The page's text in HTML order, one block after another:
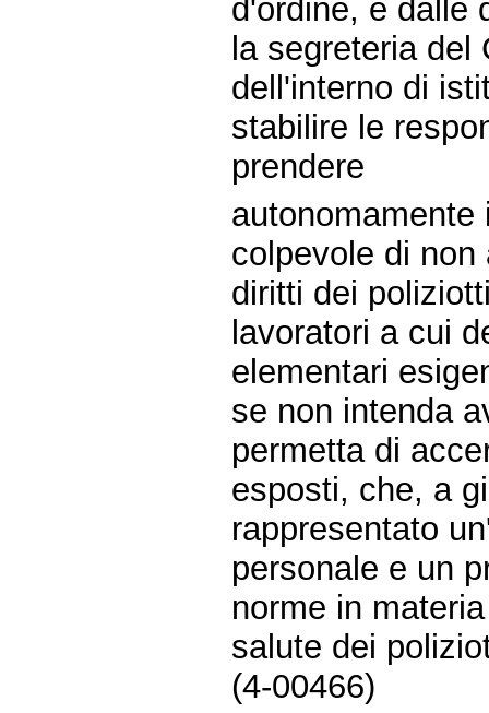
d'ordine, e dalle
la segreteria del
dell'interno di
stabilire le
prendere
colpevole di
diritti dei
lavoratori a cui
elementari
se non intenda
permetta di
esposti, che, a
rappresentato
personale e un
norme in
salute dei
(4-00466)